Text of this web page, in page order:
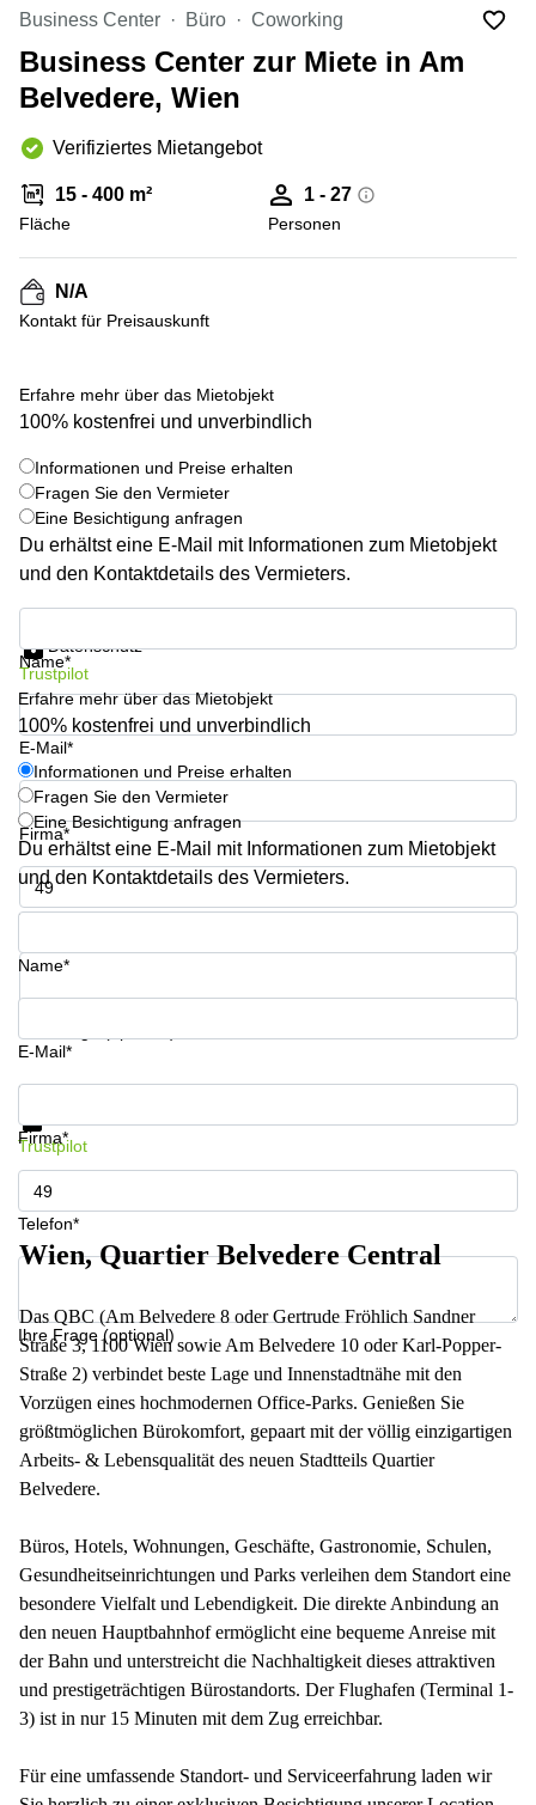
Salzburg
Business
Center
Salzburg
Coworking
Seminarraum
Salzburg
mieten
Graz
Graz
Space
Graz
Büro
mieten
Linz
Coworking
Wienerbergstraße
11/12A
Simmeringer
Hauptstrasse
Tabor
36
Donau-
Strasse
7
Europaplatz
Wien
Gertrude-
Fröhlich-
Sandner-
Straße
Business Center Büro Coworking
Business Center zur Miete in Am
Belvedere, Wien
Verifiziertes Mietangebot
15 - 400 m²
Fläche
1 - 27
Personen
N/A
Kontakt für Preisauskunft
Erfahre mehr über das Mietobjekt
100% kostenfrei und unverbindlich
Informationen und Preise erhalten
Fragen Sie den Vermieter
Eine Besichtigung anfragen
Du erhältst eine E-Mail mit Informationen zum Mietobjekt
und den Kontaktdetails des Vermieters.
Name*
E-Mail*
Firma*
Telefon*
Datenschutz
Trustpilot
Erfahre mehr über das Mietobjekt
100% kostenfrei und unverbindlich
Informationen und Preise erhalten
Fragen Sie den Vermieter
Eine Besichtigung anfragen
Du erhältst eine E-Mail mit Informationen zum Mietobjekt
und den Kontaktdetails des Vermieters.
Name*
E-Mail*
Firma*
Telefon*
Ihre Frage (optional)
Informationen und Preise erhalten
Trustpilot
Wien, Quartier Belvedere Central
Das QBC (Am Belvedere 8 oder Gertrude Fröhlich Sandner
Straße 3, 1100 Wien sowie Am Belvedere 10 oder Karl-Popper-
Straße 2) verbindet beste Lage und Innenstadtnähe mit den
Vorzügen eines hochmodernen Office-Parks. Genießen Sie
größtmöglichen Bürokomfort, gepaart mit der völlig einzigartigen
Arbeits- & Lebensqualität des neuen Stadtteils Quartier
Belvedere.
Büros, Hotels, Wohnungen, Geschäfte, Gastronomie, Schulen,
Gesundheitseinrichtungen und Parks verleihen dem Standort eine
besondere Vielfalt und Lebendigkeit. Die direkte Anbindung an
den neuen Hauptbahnhof ermöglicht eine bequeme Anreise mit
der Bahn und unterstreicht die Nachhaltigkeit dieses attraktiven
und prestigeträchtigen Bürostandorts. Der Flughafen (Terminal 1-
3) ist in nur 15 Minuten mit dem Zug erreichbar.
Für eine umfassende Standort- und Serviceerfahrung laden wir